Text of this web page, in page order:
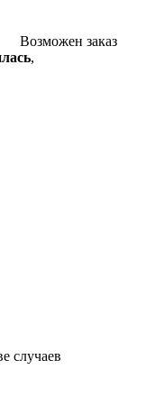
Возможен заказ
,
случаев